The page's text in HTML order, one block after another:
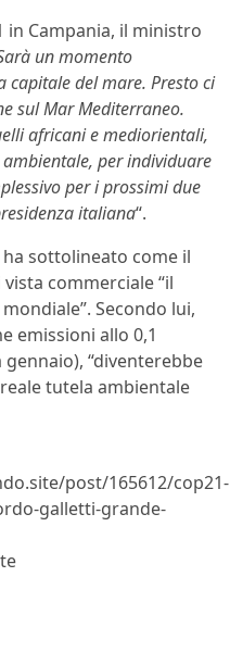
in Campania, il ministro
un momento
capitale del mare. Presto ci
sul Mar Mediterraneo.
africani e mediorientali,
per individuare
per i prossimi due
italiana“.
sottolineato come il
commerciale “il
Secondo lui,
emissioni allo 0,1
“diventerebbe
tutela ambientale
post/165612/cop21-
galletti-grande-